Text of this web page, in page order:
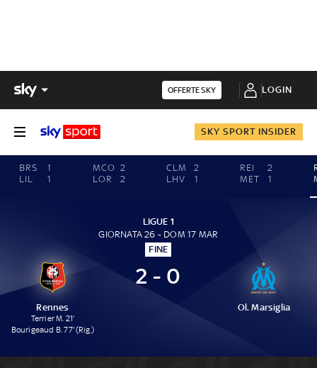
OFFERTE SKY LOGIN
SKY SPORT INSIDER
BRS
1
LIL
1
MCO 2
LOR
2
CLM
2
LHV
1
REI
2
MET
1
LIGUE 1
GIORNATA 26 - DOM 17 MAR
FINE
Rennes
Terrier M. 21'
Bourigeaud B. 77' (Rig.)
2 - 0
Ol. Marsiglia